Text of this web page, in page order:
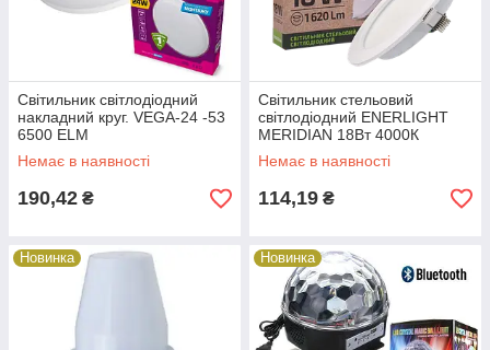
Світильник світлодіодний
накладний круг. VEGA-24 -53
6500 ELM
Немає в наявності
190,42 ₴
Cвітильник стельовий
світлодіодний ENERLIGHT
MERIDIAN 18Вт 4000К
Немає в наявності
114,19 ₴
Новинка Новинка